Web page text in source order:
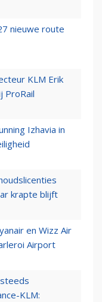
nieuwe route
KLM Erik
ProRail
Izhavia in
krapte blijft
en Wizz Air
Airport
KLM: